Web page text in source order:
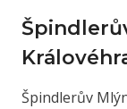
Špindlerův